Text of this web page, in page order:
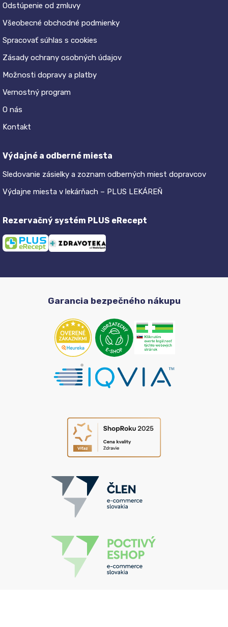
Odstúpenie od zmluvy
Všeobecné obchodné podmienky
Spracovať súhlas s cookies
Zásady ochrany osobných údajov
Možnosti dopravy a platby
Vernostný program
O nás
Kontakt
Výdajné a odberné miesta
Sledovanie zásielky a zoznam odberných miest dopravcov
Výdajne miesta v lekárňach – PLUS LEKÁREŇ
Rezervačný systém PLUS eRecept
Garancia bezpečného nákupu